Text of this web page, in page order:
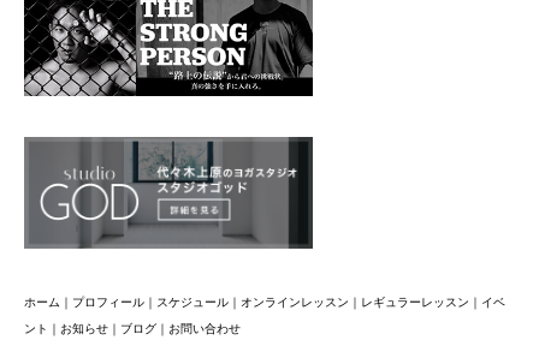
ホーム ｜ プロフィール ｜ スケジュール ｜ オンラインレッスン ｜ レギュラーレッスン ｜ イベ
ント ｜ お知らせ ｜ ブログ ｜ お問い合わせ